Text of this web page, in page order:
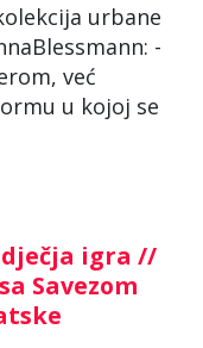
urbane
-
već
u kojoj se
igra //
Savezom